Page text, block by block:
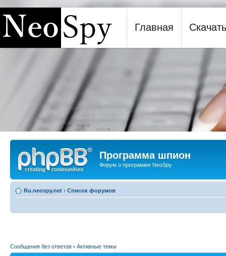
Программа шпион NeoSpy
Главная Скачать
Программа шпион
Форум о программе NeoSpy
Ru.neospy.net ‹ Список форумов
Сообщения без ответов • Активные темы